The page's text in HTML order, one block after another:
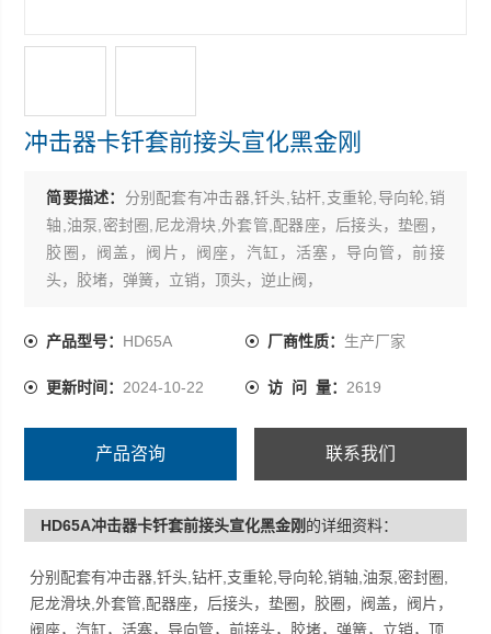
冲击器卡钎套前接头宣化黑金刚
简要描述： 分别配套有冲击器,钎头,钻杆,支重轮,导向轮,销
轴,油泵,密封圈,尼龙滑块,外套管,配器座，后接头，垫圈，
胶圈，阀盖，阀片，阀座，汽缸，活塞，导向管，前接
头，胶堵，弹簧，立销，顶头，逆止阀，
产品型号： HD65A 厂商性质： 生产厂家
更新时间： 2024-10-22 访 问 量： 2619
产品咨询 联系我们
HD65A冲击器卡钎套前接头宣化黑金刚 的详细资料：
分别配套有冲击器,钎头,钻杆,支重轮,导向轮,销轴,油泵,密封圈,
尼龙滑块,外套管,配器座，后接头，垫圈，胶圈，阀盖，阀片，
阀座，汽缸，活塞，导向管，前接头，胶堵，弹簧，立销，顶